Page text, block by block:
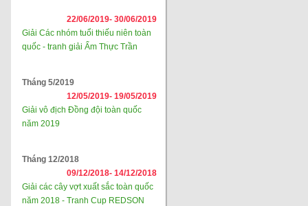
22/06/2019- 30/06/2019
Giải Các nhóm tuổi thiếu niên toàn
quốc - tranh giải Ẩm Thực Trần
Tháng 5/2019
12/05/2019- 19/05/2019
Giải vô địch Đồng đội toàn quốc
năm 2019
Tháng 12/2018
09/12/2018- 14/12/2018
Giải các cây vợt xuất sắc toàn quốc
năm 2018 - Tranh Cup REDSON